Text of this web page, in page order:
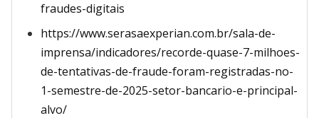
fraudes-digitais
https://www.serasaexperian.com.br/sala-de-
imprensa/indicadores/recorde-quase-7-milhoes-
de-tentativas-de-fraude-foram-registradas-no-
1-semestre-de-2025-setor-bancario-e-principal-
alvo/